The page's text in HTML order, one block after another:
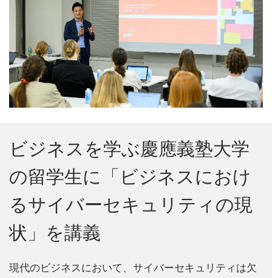
ビジネスを学ぶ慶應義塾大学
の留学生に「ビジネスにおけ
るサイバーセキュリティの現
状」を講義
現代のビジネスにおいて、サイバーセキュリティは欠